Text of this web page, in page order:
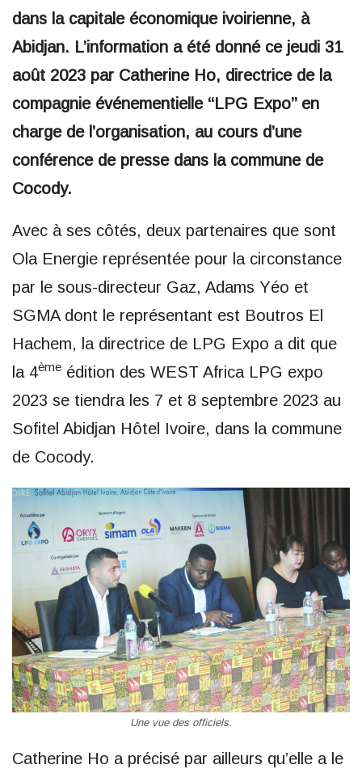
dans la capitale économique ivoirienne, à
Abidjan. L’information a été donné ce jeudi 31
août 2023 par Catherine Ho, directrice de la
compagnie événementielle ‘‘LPG Expo’’ en
charge de l’organisation, au cours d’une
conférence de presse dans la commune de
Cocody.
Avec à ses côtés, deux partenaires que sont
Ola Energie représentée pour la circonstance
par le sous-directeur Gaz, Adams Yéo et
SGMA dont le représentant est Boutros El
Hachem, la directrice de LPG Expo a dit que
la 4ème édition des WEST Africa LPG expo
2023 se tiendra les 7 et 8 septembre 2023 au
Sofitel Abidjan Hôtel Ivoire, dans la commune
de Cocody.
Une vue des officiels.
Catherine Ho a précisé par ailleurs qu’elle a le